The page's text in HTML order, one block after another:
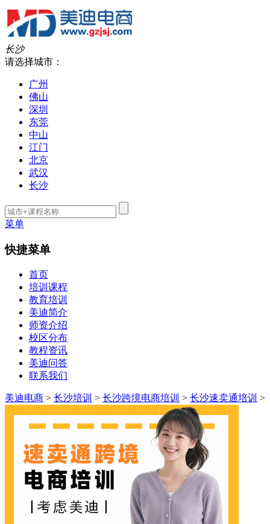
长沙
请选择城市：
广州
佛山
深圳
东莞
中山
江门
北京
武汉
长沙
菜单
快捷菜单
首页
培训课程
教育培训
美迪简介
师资介绍
校区分布
教程资讯
美迪问答
联系我们
美迪电商 > 长沙培训 > 长沙跨境电商培训 > 长沙速卖通培训 >